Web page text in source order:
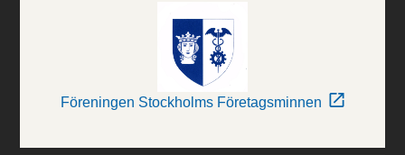
Föreningen Stockholms Företagsminnen